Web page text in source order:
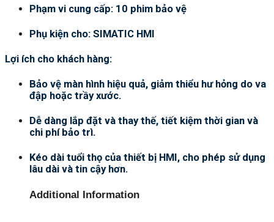
Phạm vi cung cấp: 10 phim bảo vệ
Phụ kiện cho: SIMATIC HMI
Lợi ích cho khách hàng:
Bảo vệ màn hình hiệu quả, giảm thiểu hư hỏng do va
đập hoặc trầy xước.
Dễ dàng lắp đặt và thay thế, tiết kiệm thời gian và
chi phí bảo trì.
Kéo dài tuổi thọ của thiết bị HMI, cho phép sử dụng
lâu dài và tin cậy hơn.
Additional Information